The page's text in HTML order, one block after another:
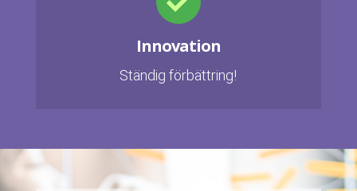
Innovation
Ständig förbättring!